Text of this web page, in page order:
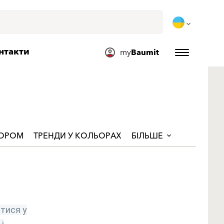
myBaumit
ТРЕНДИ У КОЛЬОРАХ БІЛЬШЕ
у